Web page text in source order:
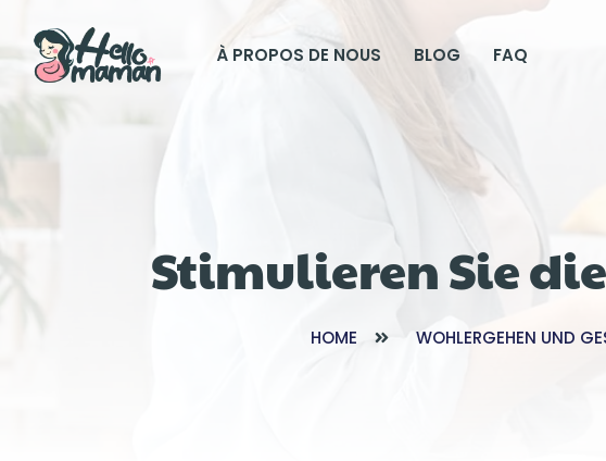
À PROPOS DE NOUS BLOG FAQ
Stimulieren Sie
HOME WOHLERGEHEN UND